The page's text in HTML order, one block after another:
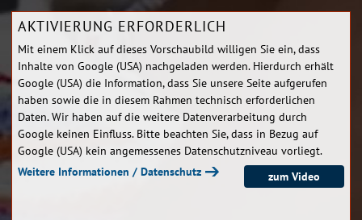
AKTIVIERUNG ERFORDERLICH
Mit einem Klick auf dieses Vorschaubild willigen Sie ein, dass
Inhalte von Google (USA) nachgeladen werden. Hierdurch erhält
Google (USA) die Information, dass Sie unsere Seite aufgerufen
haben sowie die in diesem Rahmen technisch erforderlichen
Daten. Wir haben auf die weitere Datenverarbeitung durch
Google keinen Einfluss. Bitte beachten Sie, dass in Bezug auf
Google (USA) kein angemessenes Datenschutzniveau vorliegt.
zum Video
Weitere Informationen / Datenschutz